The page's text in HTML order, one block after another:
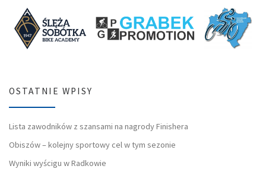
OSTATNIE WPISY
Lista zawodników z szansami na nagrody Finishera
Obiszów – kolejny sportowy cel w tym sezonie
Wyniki wyścigu w Radkowie